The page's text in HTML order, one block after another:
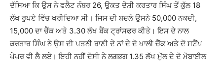
ਦੱਸਿਆ ਕਿ ਉਸ ਨੇ ਫਲੈਟ ਨੰਬਰ 26, ਉਕਤ ਦੋਸ਼ੀ ਕਰਤਾਰ ਸਿੰਘ ਤੋਂ ਕੁੱਲ 18
ਲੱਖ ਰੁਪਏ ਵਿੱਚ ਖਰੀਦਿਆ ਸੀ। ਜਿਸ ਦੀ ਬਦਲੇ ਉਸਨੇ 50,000 ਨਕਦੀ,
15,000 ਦਾ ਚੈੱਕ ਅਤੇ 3.30 ਲੱਖ ਬੈਂਕ ਟ੍ਰਾਂਸਫਰ ਕੀਤੇ। ਇਸ ਦੇ ਨਾਲ
ਕਰਤਾਰ ਸਿੰਘ ਨੇ ਉਸ ਦੀ ਪਤਨੀ ਰਾਣੀ ਦੇ ਨਾਂ ਦੇ ਦੋ ਖਾਲੀ ਚੈੱਕ ਅਤੇ ਦੋ ਸਟੈਂਪ
ਪੇਪਰ ਵੀ ਲੈ ਲਏ। ਇਹੀ ਨਹੀਂ ਦੋਸੀ ਨੇ ਲਗਭਗ 1.35 ਲੱਖ ਮੁੱਲ ਦੇ ਦੋ ਮੋਬਾਈਲ